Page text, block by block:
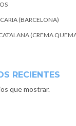
(BARCELONA)
(CREMA
RECIENTES
que mostrar.